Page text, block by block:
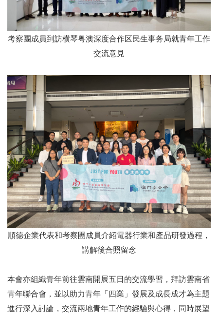
考察團成員到訪横琴粤澳深度合作区民生事务局就青年工作
交流意見
順德企業代表和考察團成員介紹電器行業和產品研發過程，
講解後合照留念
本會亦組織青年前往雲南開展五日的交流學習，拜訪雲南省
青年聯合會，並以助力青年「四業」發展及成長成才為主題
進行深入討論，交流兩地青年工作的經驗與心得，同時展望